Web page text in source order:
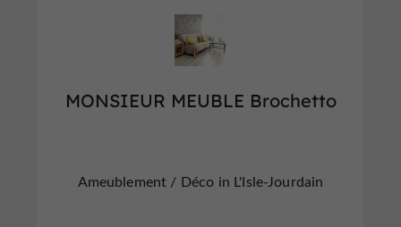
MONSIEUR MEUBLE Brochetto
Ameublement / Déco in L'Isle-Jourdain